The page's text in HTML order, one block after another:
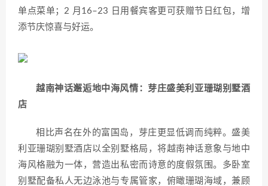
单点菜单；2 月16–23 日用餐宾客更可获赠节日红包，增
添节庆惊喜与好运。
越南神话邂逅地中海风情：芽庄盛美利亚珊瑚别墅酒
店
相比声名在外的富国岛，芽庄更显低调而纯粹。盛美
利亚珊瑚别墅酒店以全别墅格局，将越南神话意象与地中
海风格融为一体，营造出私密而诗意的度假氛围。多卧室
别墅配备私人无边泳池与专属管家，俯瞰珊瑚海域，兼顾